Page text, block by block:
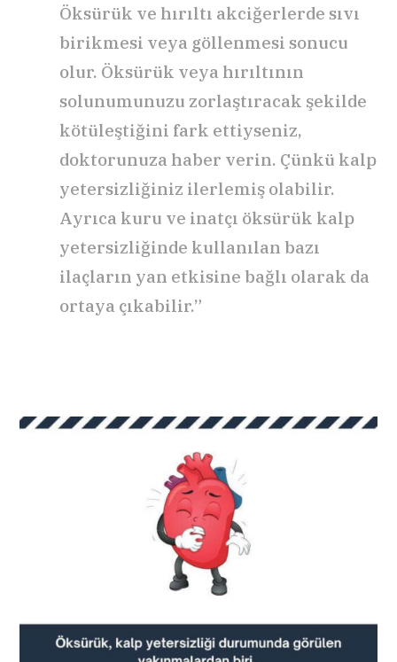
Öksürük ve hırıltı akciğerlerde sıvı
birikmesi veya göllenmesi sonucu
olur. Öksürük veya hırıltının
solunumunuzu zorlaştıracak şekilde
kötüleştiğini fark ettiyseniz,
doktorunuza haber verin. Çünkü kalp
yetersizliğiniz ilerlemiş olabilir.
Ayrıca kuru ve inatçı öksürük kalp
yetersizliğinde kullanılan bazı
ilaçların yan etkisine bağlı olarak da
ortaya çıkabilir.”